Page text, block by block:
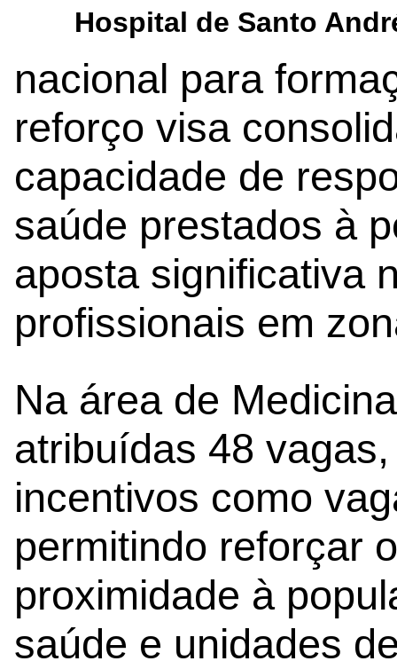
Hospital de Santo
nacional para
reforço visa
capacidade de
saúde prestados à
aposta significativa
profissionais em
Na área de
atribuídas 48
incentivos como
permitindo reforçar
proximidade à
saúde e unidades